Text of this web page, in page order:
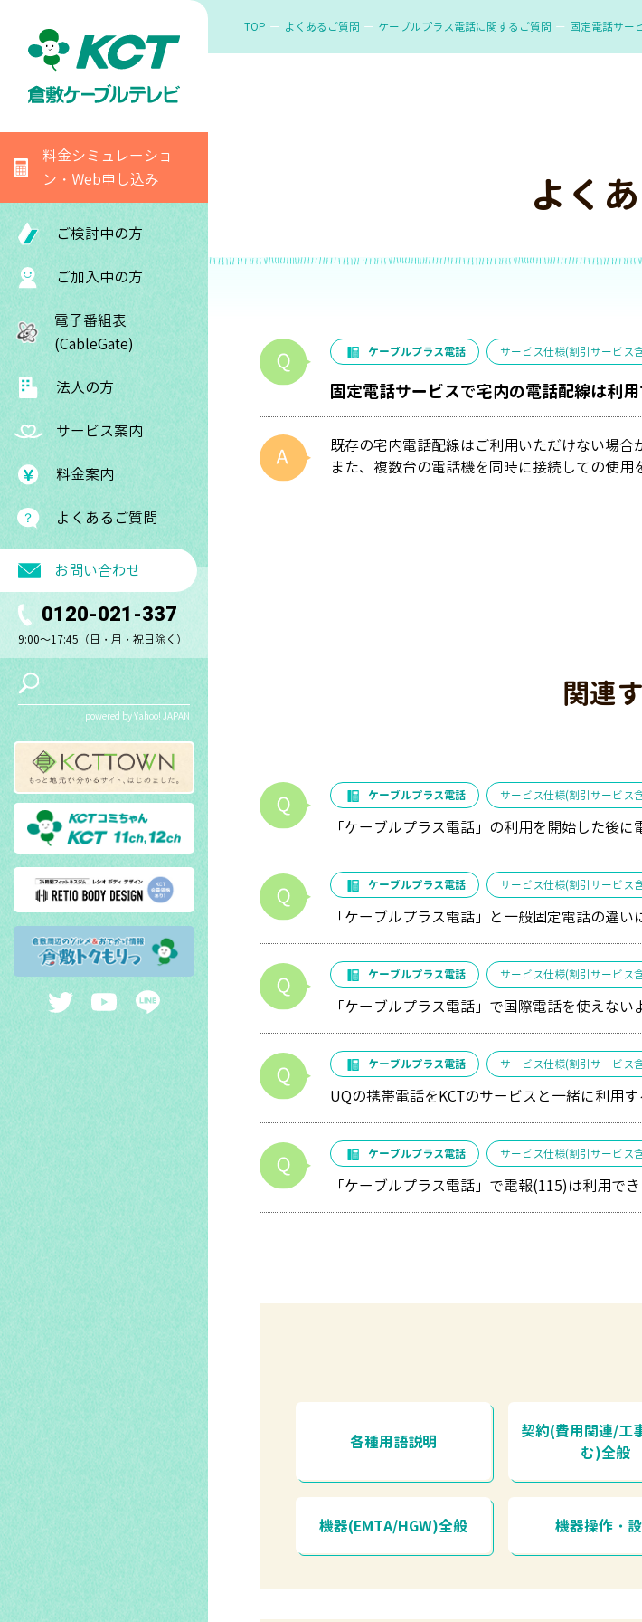
料金シミュレーショ
ン・Web申し込み
ご検討中の方
ご加入中の方
電子番組表
(CableGate)
法人の方
サービス案内
料金案内
よくあるご質問
お問い合わせ
0120-021-337
9:00～17:45（日・月・祝日除く）
powered by Yahoo! JAPAN
TOP よくあるご質問 ケーブルプラス電話に関するご質問 固定電話サー
よく
ケーブルプラス電話 サービス仕様(割引サービス
固定電話サービスで宅内の電話配線は利
既存の宅内電話配線はご利用いただけない場合
また、複数台の電話機を同時に接続しての使用
関連
ケーブルプラス電話 サービス仕様(割引サービス
「ケーブルプラス電話」の利用を開始した後
ケーブルプラス電話 サービス仕様(割引サービス
「ケーブルプラス電話」と一般固定電話の違い
ケーブルプラス電話 サービス仕様(割引サービス
「ケーブルプラス電話」で国際電話を使えない
ケーブルプラス電話 サービス仕様(割引サービス
UQの携帯電話をKCTのサービスと一緒に利用
ケーブルプラス電話 サービス仕様(割引サービス
「ケーブルプラス電話」で電報(115)は利用で
各種用語説明
契約(費用関連/工
む)全般
機器(EMTA/HGW)全般 機器操作・